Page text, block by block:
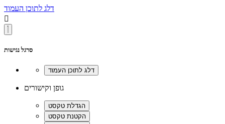
דלג לתוכן העמוד

סרגל נגישות
גופן וקישורים